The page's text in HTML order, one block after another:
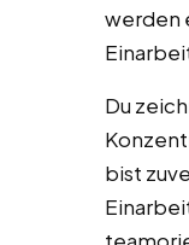
werden
Du
bist